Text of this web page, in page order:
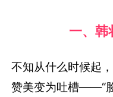
一、韩
不知从什么时候起
赞美变为吐槽——“